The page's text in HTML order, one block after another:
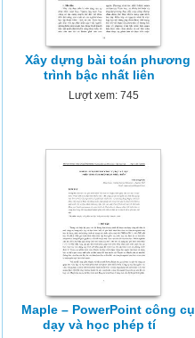
Xây dựng bài toán phương
trình bậc nhất liên
Lượt xem: 745
Maple – PowerPoint công cụ
dạy và học phép tí